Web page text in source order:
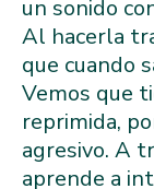
un sonido
Al hacerla
que cuando
Vemos que
reprimida,
agresivo. A
aprende a